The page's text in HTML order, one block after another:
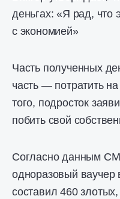
деньгах: «Я рад, что
с экономией»
Часть полученных
часть — потратить
того, подросток
побить свой
Согласно данным
одноразовый
составил 460 злотых,